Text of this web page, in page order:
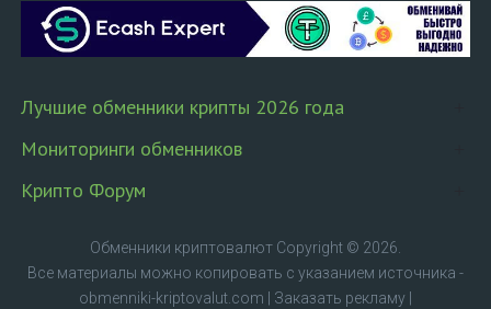
Лучшие обменники крипты 2026 года
Мониторинги обменников
Крипто Форум
Обменники криптовалютCopyright © 2026.
Все материалы можно копировать с указанием источника -
obmenniki-kriptovalut.com
Заказать рекламу|